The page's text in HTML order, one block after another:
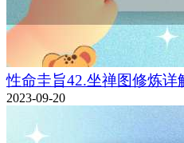
性命圭旨42.坐禅图修炼详
2023-09-20